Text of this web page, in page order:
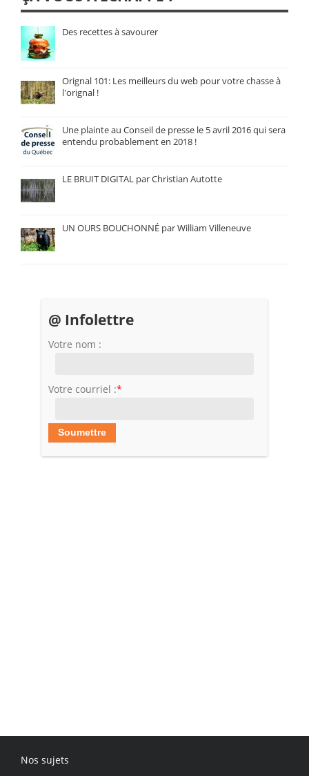
Des recettes à savourer
Orignal 101: Les meilleurs du web pour votre chasse à
l'orignal !
Une plainte au Conseil de presse le 5 avril 2016 qui sera
entendu probablement en 2018 !
LE BRUIT DIGITAL par Christian Autotte
UN OURS BOUCHONNÉ par William Villeneuve
@ Infolettre
Votre nom :
Votre courriel :*
Nos sujets